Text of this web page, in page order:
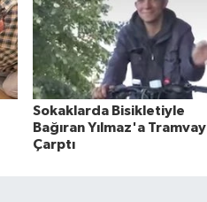
Sokaklarda Bisikletiyle
Bağıran Yılmaz'a Tramvay
Çarptı